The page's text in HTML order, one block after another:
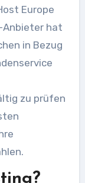
Europe
Anbieter hat
in Bezug
zu prüfen